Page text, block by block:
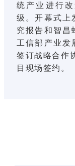
统产业进行
级。开幕式上
究报告和智昌
工信部产业发
签订战略合作
目现场签约。